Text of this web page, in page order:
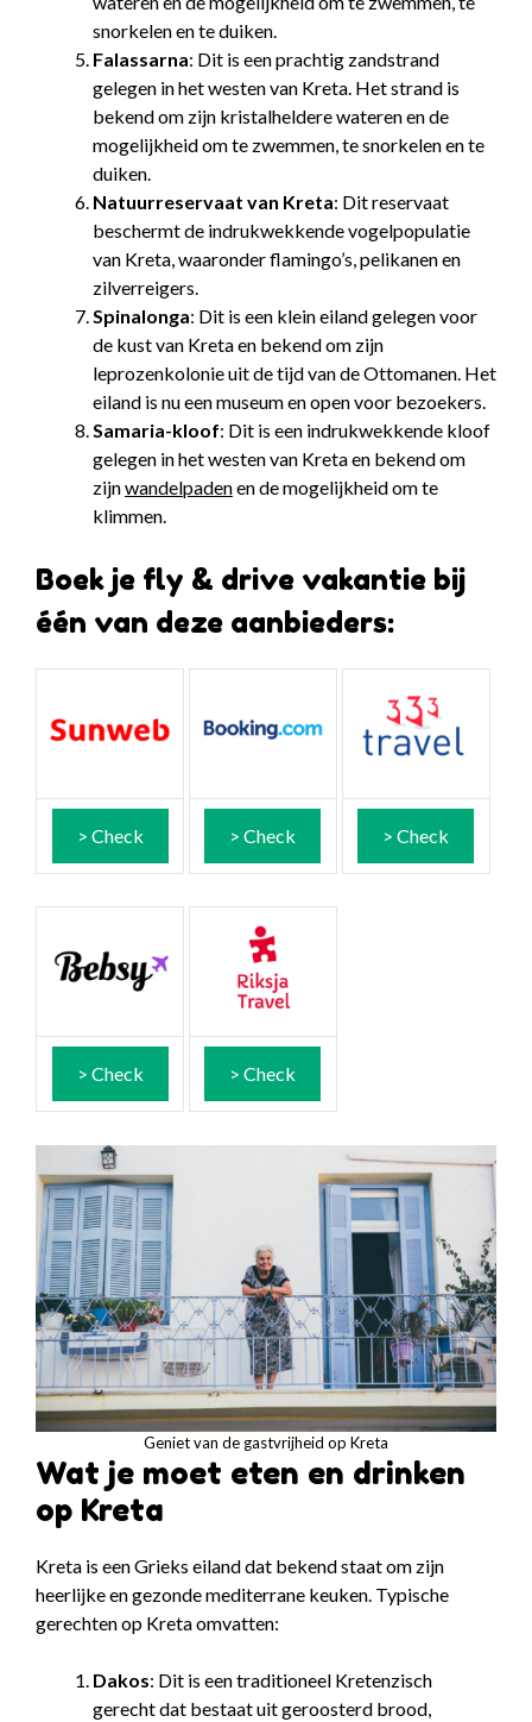
snorkelen en te duiken.
Falassarna: Dit is een prachtig zandstrand
gelegen in het westen van Kreta. Het strand is
bekend om zijn kristalheldere wateren en de
mogelijkheid om te zwemmen, te snorkelen en te
duiken.
Natuurreservaat van Kreta: Dit reservaat
beschermt de indrukwekkende vogelpopulatie
van Kreta, waaronder flamingo’s, pelikanen en
zilverreigers.
Spinalonga: Dit is een klein eiland gelegen voor
de kust van Kreta en bekend om zijn
leprozenkolonie uit de tijd van de Ottomanen. Het
eiland is nu een museum en open voor bezoekers.
Samaria-kloof: Dit is een indrukwekkende kloof
gelegen in het westen van Kreta en bekend om
zijnwandelpadenen de mogelijkheid om te
klimmen.
Boek je fly & drive vakantie bij
één van deze aanbieders:
> Check > Check > Check
> Check > Check
Geniet van de gastvrijheid op Kreta
Wat je moet eten en drinken
op Kreta
Kreta is een Grieks eiland dat bekend staat om zijn
heerlijke en gezonde mediterrane keuken. Typische
gerechten op Kreta omvatten:
Dakos: Dit is een traditioneel Kretenzisch
gerecht dat bestaat uit geroosterd brood,